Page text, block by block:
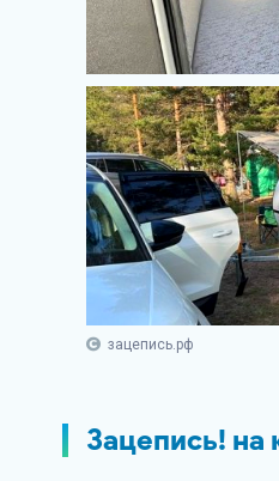
зацепись.рф
Зацепись! на